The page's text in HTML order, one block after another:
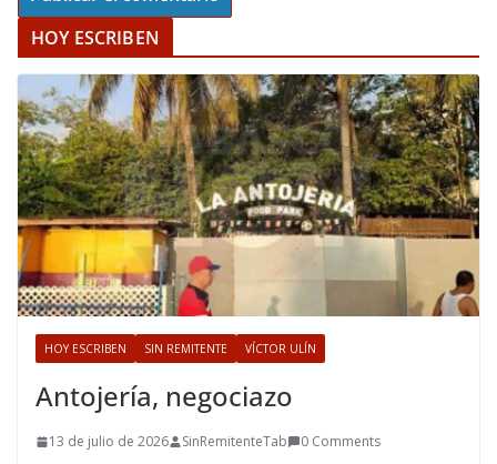
HOY ESCRIBEN
HOY ESCRIBEN SIN REMITENTE VÍCTOR ULÍN
Antojería, negociazo
13 de julio de 2026 SinRemitenteTab 0 Comments